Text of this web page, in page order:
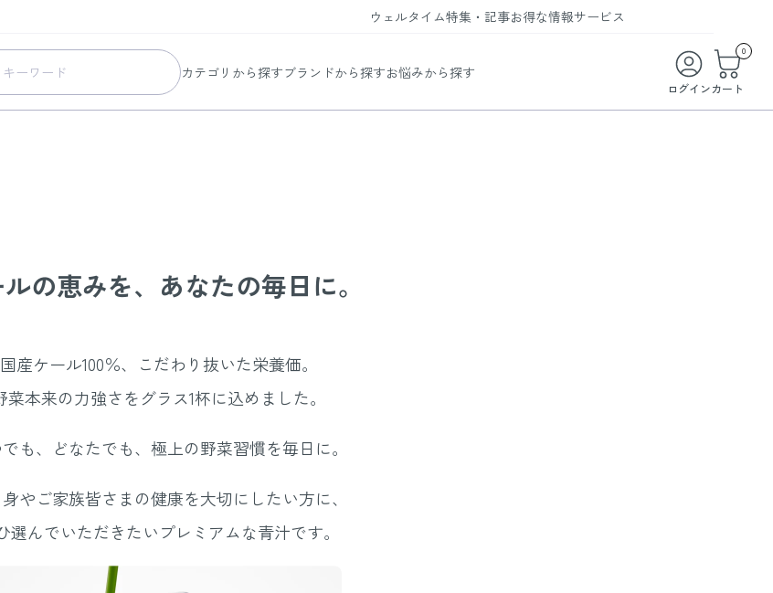
ログイン
0
カート
ウェルタイム
ビューティータイム
ヘルスケアタイム
特集・記事
WELMAG
お得な情報
WEB限定/期間限定キャンペーン
まとめ買い商品
サービス
メンバーシッププログラム
LINEお友達登録
カテゴリから探す
暮らしの雑貨
ブランドから探す
ケール青汁
お悩みから探す
の恵みを、 あなたの毎日に。
国産ケール100％、こだわり抜いた栄養価。
菜本来の力強さをグラス1杯に込めました。
も、どなたでも、 極上の野菜習慣を毎日に。
身やご家族皆さまの健康を大切にしたい方に、
選んでいただきたいプレミアムな青汁です。